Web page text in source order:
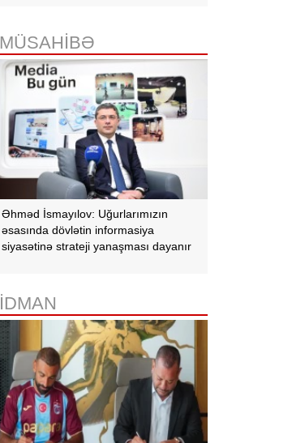
MÜSAHİBƏ
Əhməd İsmayılov: Uğurlarımızın
əsasında dövlətin informasiya
siyasətinə strateji yanaşması dayanır
İDMAN